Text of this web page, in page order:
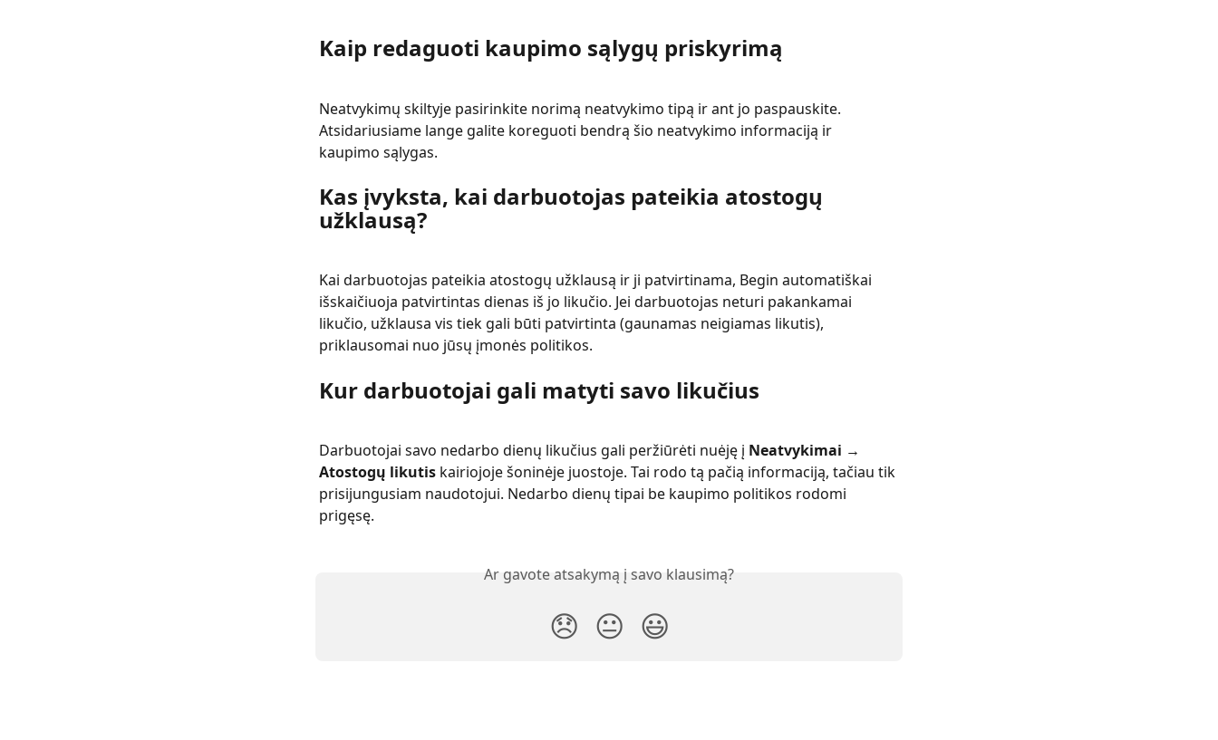
Kaip redaguoti kaupimo sąlygų priskyrimą
Neatvykimų skiltyje pasirinkite norimą neatvykimo tipą ir ant jo paspauskite.
Atsidariusiame lange galite koreguoti bendrą šio neatvykimo informaciją ir
kaupimo sąlygas.
Kas įvyksta, kai darbuotojas pateikia atostogų
užklausą?
Kai darbuotojas pateikia atostogų užklausą ir ji patvirtinama, Begin automatiškai
išskaičiuoja patvirtintas dienas iš jo likučio. Jei darbuotojas neturi pakankamai
likučio, užklausa vis tiek gali būti patvirtinta (gaunamas neigiamas likutis),
priklausomai nuo jūsų įmonės politikos.
Kur darbuotojai gali matyti savo likučius
Darbuotojai savo nedarbo dienų likučius gali peržiūrėti nuėję į Neatvykimai →
Atostogų likutis kairiojoje šoninėje juostoje. Tai rodo tą pačią informaciją, tačiau tik
prisijungusiam naudotojui. Nedarbo dienų tipai be kaupimo politikos rodomi
prigęsę.
Ar gavote atsakymą į savo klausimą?
😞 😐 😃